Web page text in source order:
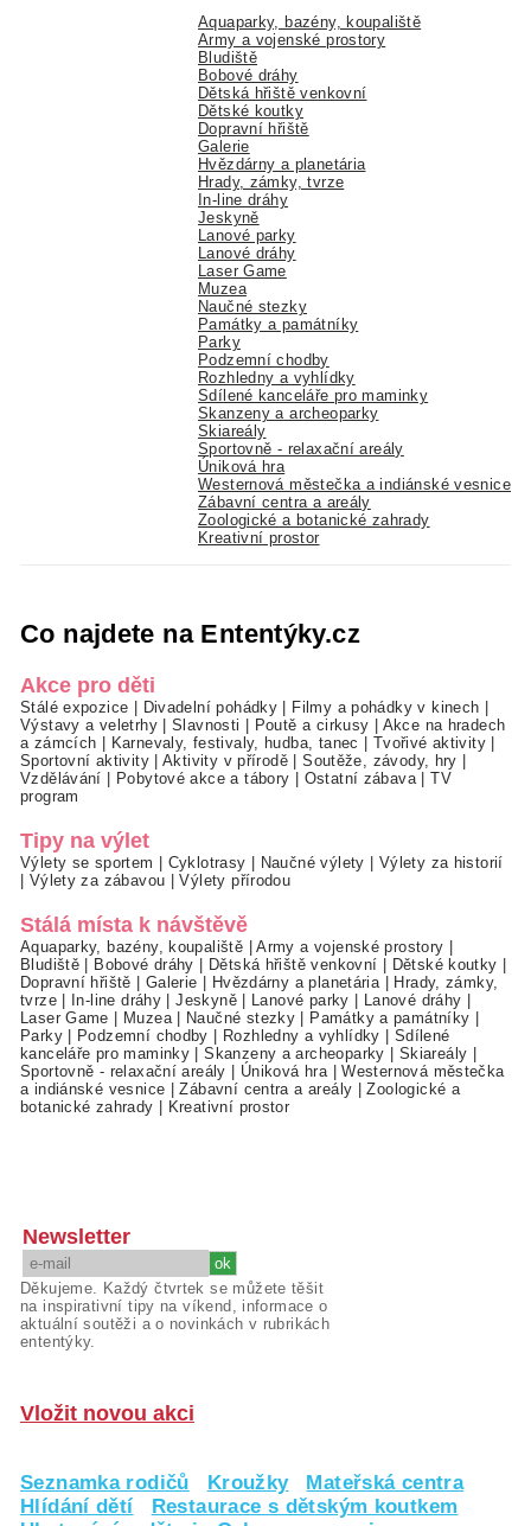
Aquaparky, bazény, koupaliště
Army a vojenské prostory
Bludiště
Bobové dráhy
Dětská hřiště venkovní
Dětské koutky
Dopravní hřiště
Galerie
Hvězdárny a planetária
Hrady, zámky, tvrze
In-line dráhy
Jeskyně
Lanové parky
Lanové dráhy
Laser Game
Muzea
Naučné stezky
Památky a památníky
Parky
Podzemní chodby
Rozhledny a vyhlídky
Sdílené kanceláře pro maminky
Skanzeny a archeoparky
Skiareály
Sportovně - relaxační areály
Úniková hra
Westernová městečka a indiánské vesnice
Zábavní centra a areály
Zoologické a botanické zahrady
Kreativní prostor
Co najdete na Ententýky.cz
Akce pro děti
Stálé expozice | Divadelní pohádky | Filmy a pohádky v kinech |
Výstavy a veletrhy|Slavnosti | Poutě a cirkusy | Akce na hradech
a zámcích | Karnevaly, festivaly, hudba, tanec | Tvořivé aktivity |
Sportovní aktivity|Aktivity v přírodě |Soutěže, závody, hry |
Vzdělávání | Pobytové akce a tábory | Ostatní zábava |TV
program
Tipy na výlet
Výlety se sportem | Cyklotrasy | Naučné výlety | Výlety za historií
| Výlety za zábavou |Výlety přírodou
Stálá místa k návštěvě
Aquaparky, bazény, koupaliště |Army a vojenské prostory |
Bludiště | Bobové dráhy | Dětská hřiště venkovní | Dětské koutky |
Dopravní hřiště | Galerie | Hvězdárny a planetária | Hrady, zámky,
tvrze| In-line dráhy |Jeskyně| Lanové parky | Lanové dráhy |
Laser Game | Muzea| Naučné stezky | Památky a památníky |
Parky| Podzemní chodby | Rozhledny a vyhlídky | Sdílené
kanceláře pro maminky |Skanzeny a archeoparky | Skiareály |
Sportovně - relaxační areály | Úniková hra |Westernová městečka
a indiánské vesnice |Zábavní centra a areály |Zoologické a
botanické zahrady | Kreativní prostor
Newsletter
Děkujeme. Každý čtvrtek se můžete těšit
na inspirativní tipy na víkend, informace o
aktuální soutěži a o novinkách v rubrikách
ententýky.
Vložit novou akci
Seznamka rodičů Kroužky
Mateřská centra
Hlídání dětí
Restaurace s dětským koutkem